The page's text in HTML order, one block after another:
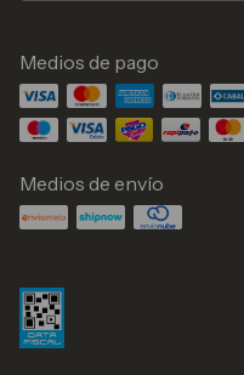
Medios de pago
Medios de envío